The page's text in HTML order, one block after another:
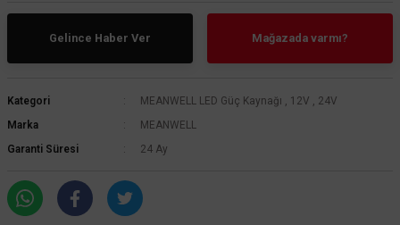
Gelince Haber Ver Mağazada varmı?
Kategori MEANWELL LED Güç Kaynağı , 12V , 24V
Marka
MEANWELL
Garanti Süresi
24 Ay